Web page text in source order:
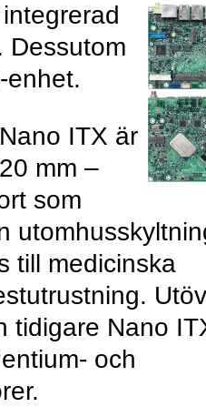
Dessutom
enhet.
ITX är
mm –
som
till medicinska
tidigare Nano
och